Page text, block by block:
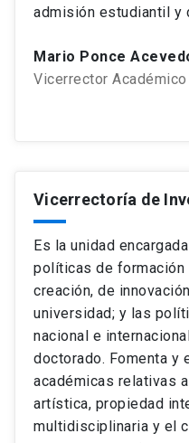
Alumni
Mi Cuenta UC launch
Correo UC launch
admisión estudiantil y
Mario Ponce
Vicerrector Académico
Vicerrectoría de
Es la unidad
políticas de
creación, de
universidad; y las
nacional e
doctorado. Fomenta y
académicas relativas
artística, propiedad
multidisciplinaria y el